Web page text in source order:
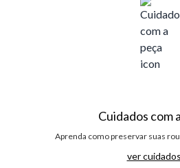
Cuidados com
Aprenda como preservar suas
ver cuidados